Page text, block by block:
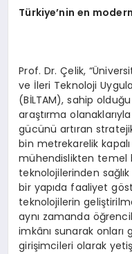
Türkiye’nin en
Prof. Dr. Çelik,
ve İleri Teknoloji
(BİLTAM), sahip
araştırma
gücünü artıran
bin metrekarelik
mühendislikten temel
teknolojilerinden
bir yapıda faaliyet
teknolojilerin
aynı zamanda
imkânı sunarak onları
girişimcileri olarak